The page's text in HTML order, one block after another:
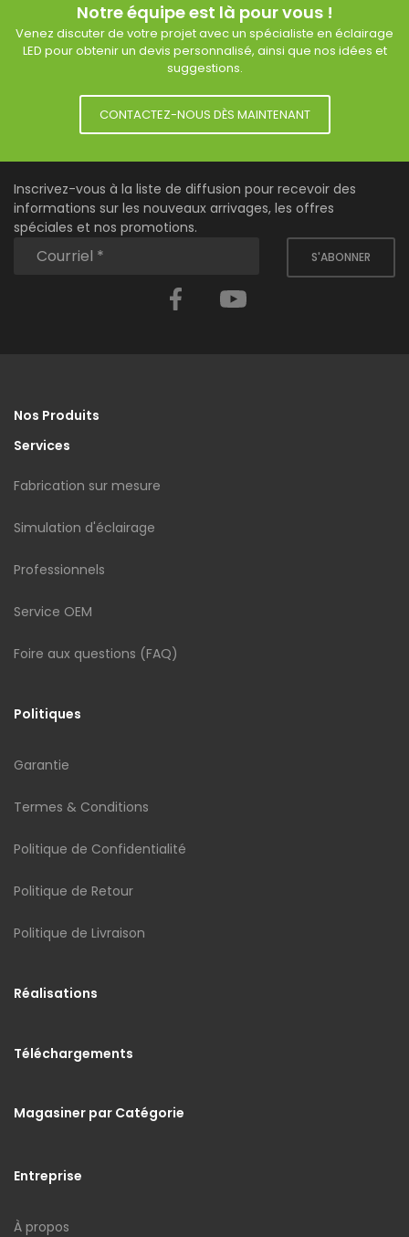
Notre équipe est là pour vous !
Venez discuter de votre projet avec un spécialiste en éclairage
LED pour obtenir un devis personnalisé, ainsi que nos idées et
suggestions.
CONTACTEZ-NOUS DÈS MAINTENANT
Inscrivez-vous à la liste de diffusion pour recevoir des
informations sur les nouveaux arrivages, les offres
spéciales et nos promotions.
S'ABONNER
Facebook
Nos Produits
Services
Fabrication sur mesure
Simulation d'éclairage
Professionnels
Service OEM
Foire aux questions (FAQ)
Politiques
Garantie
Termes & Conditions
Politique de Confidentialité
Politique de Retour
Politique de Livraison
Réalisations
Téléchargements
Magasiner par Catégorie
Entreprise
À propos